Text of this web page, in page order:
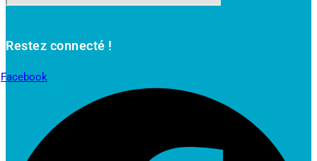
Restez connecté !
Facebook